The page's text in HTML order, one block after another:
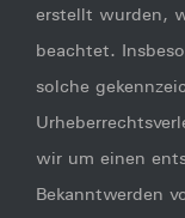
erstellt wurden,
beachtet.
solche
wir um einen
Bekanntwerden